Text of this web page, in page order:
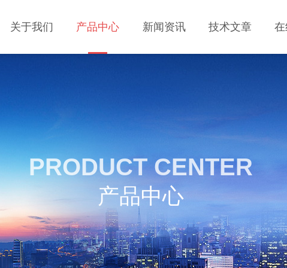
关于我们 产品中心 新闻资讯 技术文章
PRODUCT CENTER
产品中心